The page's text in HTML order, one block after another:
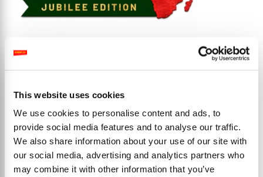
This website uses cookies
We use cookies to personalise content and ads, to
provide social media features and to analyse our traffic.
We also share information about your use of our site with
our social media, advertising and analytics partners who
may combine it with other information that you’ve
Продукты